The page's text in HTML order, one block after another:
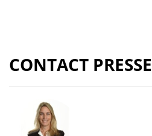
CONTACT PRESSE